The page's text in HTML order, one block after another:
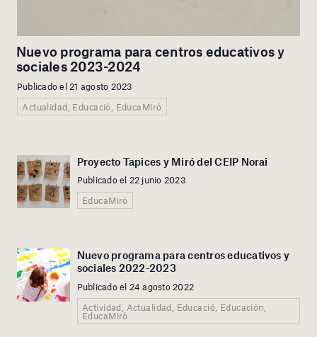
Nuevo programa para centros educativos y
sociales 2023-2024
Publicado el 21 agosto 2023
Actualidad, Educació, EducaMiró
Proyecto Tapices y Miró del CEIP Norai
Publicado el 22 junio 2023
EducaMiró
Nuevo programa para centros educativos y
sociales 2022-2023
Publicado el 24 agosto 2022
Actividad, Actualidad, Educació, Educación,
EducaMiró